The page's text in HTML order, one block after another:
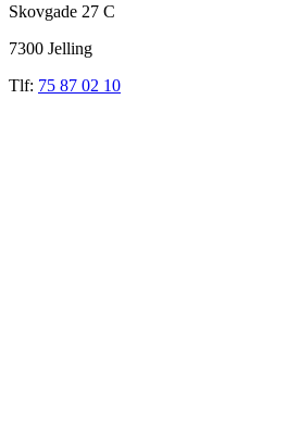
Skovgade 27 C
7300 Jelling
Tlf: 75 87 02 10